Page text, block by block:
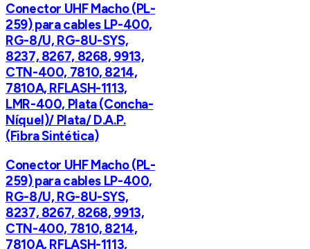
Conector UHF Macho (PL-
259) para cables LP-400,
RG-8/U, RG-8U-SYS,
8237, 8267, 8268, 9913,
CTN-400, 7810, 8214,
7810A, RFLASH-1113,
LMR-400, Plata (Concha-
Níquel)/ Plata/ D.A.P.
(Fibra Sintética)
Conector UHF Macho (PL-
259) para cables LP-400,
RG-8/U, RG-8U-SYS,
8237, 8267, 8268, 9913,
CTN-400, 7810, 8214,
7810A, RFLASH-1113,